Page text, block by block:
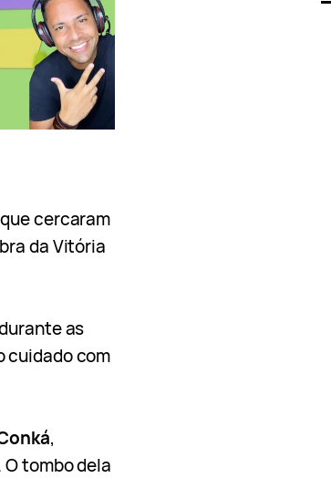
cercaram
da Vitória
as
cuidado com
,
tombo dela